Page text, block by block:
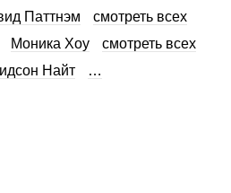
Паттнэм
смотреть всех
Моника Хоу
смотреть всех
Найт
…